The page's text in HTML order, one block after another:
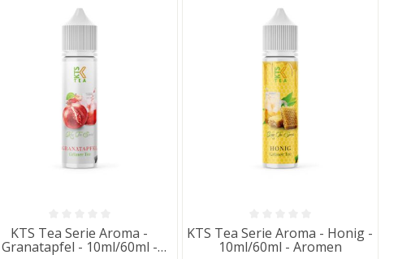
KTS Tea Serie Aroma -
Granatapfel - 10ml/60ml -
KTS Tea Serie Aroma - Honig -
10ml/60ml - Aromen